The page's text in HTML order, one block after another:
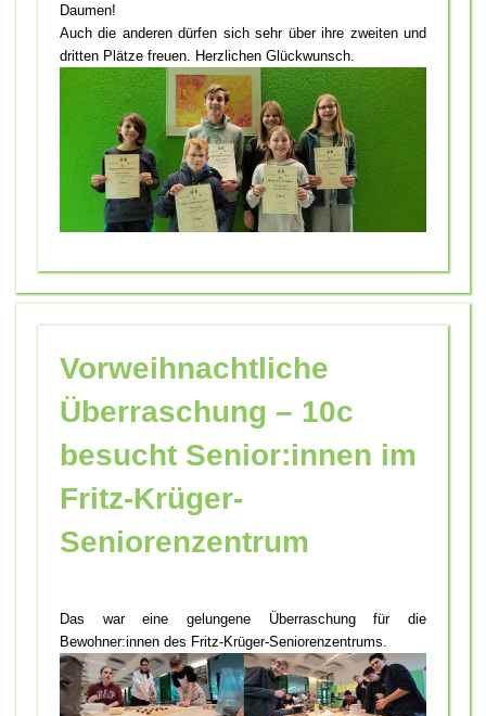
Daumen!
Auch die anderen dürfen sich sehr über ihre zweiten und
dritten Plätze freuen. Herzlichen Glückwunsch.
Vorweihnachtliche
Überraschung – 10c
besucht Senior:innen im
Fritz-Krüger-
Seniorenzentrum
Das war eine gelungene Überraschung für die
Bewohner:innen des Fritz-Krüger-Seniorenzentrums.